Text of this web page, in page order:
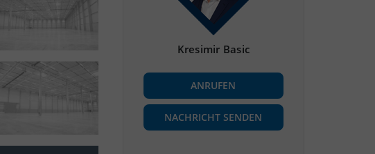
Kresimir Basic
ANRUFEN
NACHRICHT SENDEN